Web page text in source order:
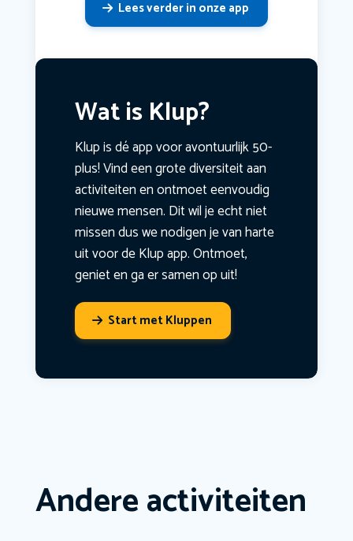
Lees verder in onze app
Wat is Klup?
Klup is dé app voor avontuurlijk 50-
plus! Vind een grote diversiteit aan
activiteiten en ontmoet eenvoudig
nieuwe mensen. Dit wil je echt niet
missen dus we nodigen je van harte
uit voor de Klup app. Ontmoet,
geniet en ga er samen op uit!
Start met Kluppen
Andere activiteiten